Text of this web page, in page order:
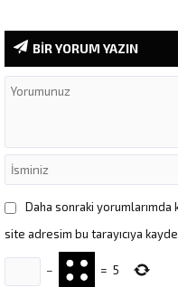
BİR YORUM YAZIN
Daha sonraki yorumlarımda
site adresim bu tarayıcıya
− = 5